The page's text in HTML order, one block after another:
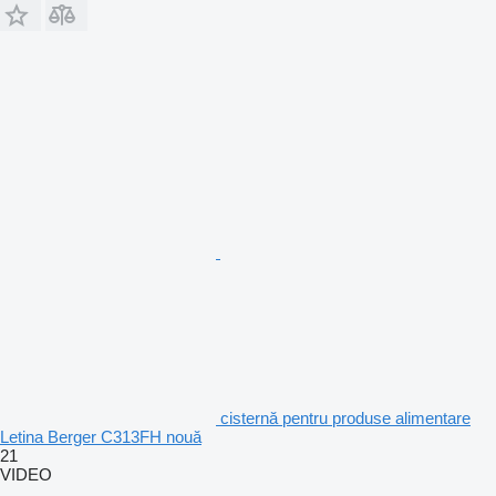
cisternă pentru produse alimentare
Letina Berger C313FH nouă
21
VIDEO